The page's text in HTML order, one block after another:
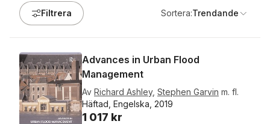
Filtrera Sortera:Trendande
Advances in Urban Flood
Management
Av Richard Ashley, Stephen Garvin m. fl.
Häftad, Engelska, 2019
1 017 kr